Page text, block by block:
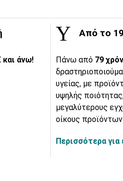
και άνω!
Από το
Πάνω από 79
υγείας, με
υψηλής
μεγαλύτερους
οίκους προϊόντων
Περισσότερα για